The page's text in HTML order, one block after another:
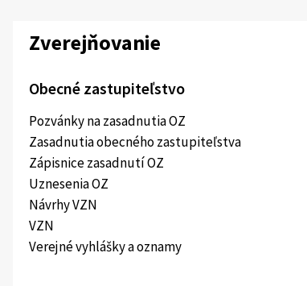
Zverejňovanie
Obecné zastupiteľstvo
Pozvánky na zasadnutia OZ
Zasadnutia obecného zastupiteľstva
Zápisnice zasadnutí OZ
Uznesenia OZ
Návrhy VZN
VZN
Verejné vyhlášky a oznamy